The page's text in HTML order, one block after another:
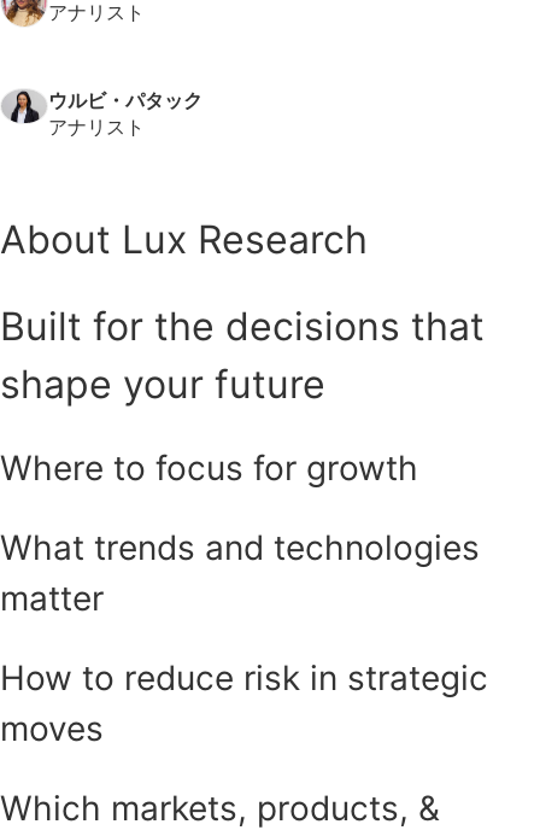
アナリスト
ウルビ・パタック
アナリスト
About Lux Research
Built for the decisions that
shape your future
Where to focus for growth
What trends and technologies
matter
How to reduce risk in strategic
moves
Which markets, products, &